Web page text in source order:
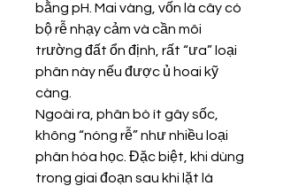
bằng pH. Mai vàng, vốn là cây có
bộ rễ nhạy cảm và cần môi
trường đất ổn định, rất “ưa” loại
phân này nếu được ủ hoai kỹ
càng.
Ngoài ra, phân bò ít gây sốc,
không “nóng rễ” như nhiều loại
phân hóa học. Đặc biệt, khi dùng
trong giai đoạn sau khi lặt lá